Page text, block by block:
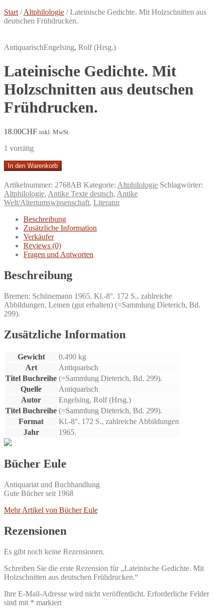
Start /Altphilologie /Lateinische Gedichte. Mit Holzschnitten aus
deutschen Frühdrucken.
AntiquarischEngelsing, Rolf (Hrsg.)
Lateinische Gedichte. Mit
Holzschnitten aus deutschen
Frühdrucken.
18.00CHF inkl. MwSt.
1 vorrätig
Lateinische
Gedichte.
Mit
Holzschnitten
aus
deutschen
Frühdrucken.
Menge
In den Warenkorb
Artikelnummer: 2768AB Kategorie: Altphilologie Schlagwörter:
Altphilologie, Antike Texte deutsch, Antike
Welt/Altertumswissenschaft, Literatur
Beschreibung
Zusätzliche Information
Verkäufer
Reviews (0)
Fragen und Antworten
Beschreibung
Bremen: Schünemann 1965. Kl.-8°. 172 S., zahlreiche
Abbildungen, Leinen (gut erhalten) (=Sammlung Dieterich, Bd.
299).
Zusätzliche Information
Gewicht
0.490 kg
Art
Antiquarisch
Titel Buchreihe (=Sammlung Dieterich, Bd. 299).
Quelle
Antiquarisch
Autor
Engelsing, Rolf (Hrsg.)
Titel Buchreihe (=Sammlung Dieterich, Bd. 299).
Format
Kl.-8°. 172 S., zahlreiche Abbildungen
Jahr
1965.
Bücher Eule
Antiquariat und Buchhandlung
Gute Bücher seit 1968
Mehr Artikel von Bücher Eule
Rezensionen
Es gibt noch keine Rezensionen.
Schreiben Sie die erste Rezension für „Lateinische Gedichte. Mit
Holzschnitten aus deutschen Frühdrucken.“
Ihre E-Mail-Adresse wird nicht veröffentlicht. Erforderliche Felder
sind mit * markiert